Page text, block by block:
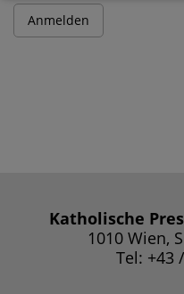
Katholische
1010 Wien,
Tel: +43